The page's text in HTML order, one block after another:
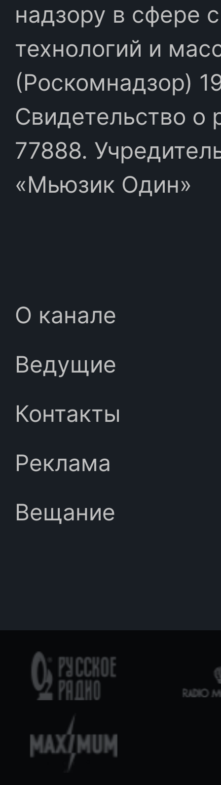
надзору в сфере
технологий и
(Роскомнадзор)
Свидетельство
77888.
«Мьюзик Один»
О канале
Ведущие
Контакты
Реклама
Вещание